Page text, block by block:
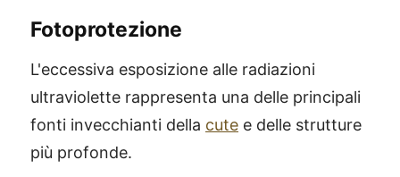
Fotoprotezione
L'eccessiva esposizione alle radiazioni
ultraviolette rappresenta una delle principali
fonti invecchianti della cute e delle strutture
più profonde.